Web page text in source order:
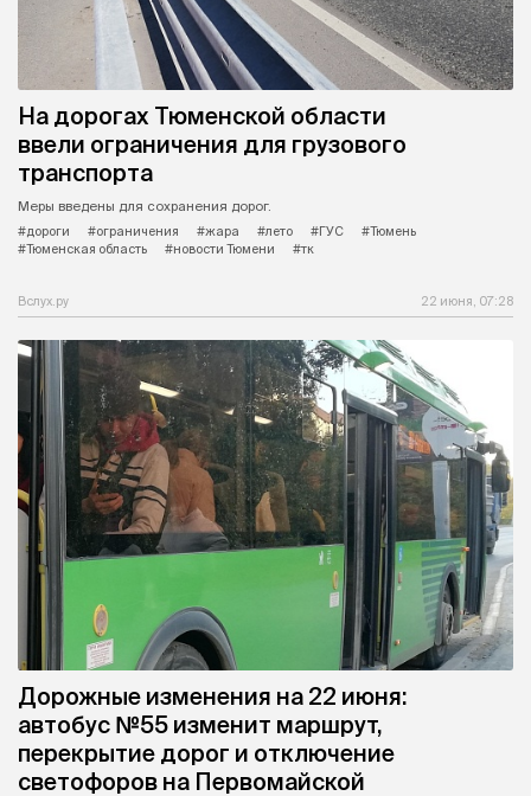
На дорогах Тюменской области
ввели ограничения для грузового
транспорта
Меры введены для сохранения дорог.
#дороги
#ограничения #жара #лето #ГУС
#Тюмень
#Тюменская область
#новости Тюмени #тк
Вслух.ру 22 июня, 07:28
Дорожные изменения на 22 июня:
автобус №55 изменит маршрут,
перекрытие дорог и отключение
светофоров на Первомайской